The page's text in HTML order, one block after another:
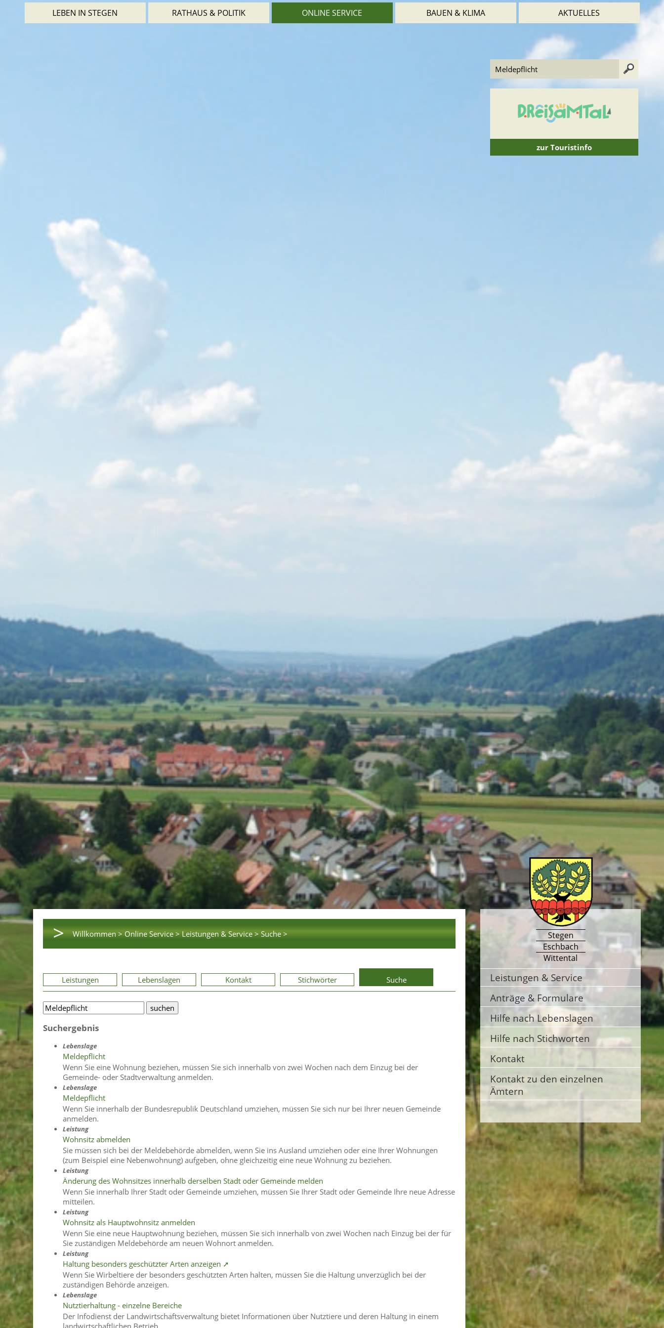
LEBEN IN STEGEN RATHAUS & POLITIK ONLINE SERVICE BAUEN & KLIMA AKTUELLES
zur Touristinfo
> Willkommen > Online Service > Leistungen & Service > Suche >
Leistungen Lebenslagen Kontakt Stichwörter Suche
Suchergebnis
Lebenslage
Meldepflicht
Wenn Sie eine Wohnung beziehen, müssen Sie sich innerhalb von zwei Wochen nach dem Einzug bei der
Gemeinde- oder Stadtverwaltung anmelden.
Lebenslage
Meldepflicht
Wenn Sie innerhalb der Bundesrepublik Deutschland umziehen, müssen Sie sich nur bei Ihrer neuen Gemeinde
anmelden.
Leistung
Wohnsitz abmelden
Sie müssen sich bei der Meldebehörde abmelden, wenn Sie ins Ausland umziehen oder eine Ihrer Wohnungen
(zum Beispiel eine Nebenwohnung) aufgeben, ohne gleichzeitig eine neue Wohnung zu beziehen.
Leistung
Änderung des Wohnsitzes innerhalb derselben Stadt oder Gemeinde melden
Wenn Sie innerhalb Ihrer Stadt oder Gemeinde umziehen, müssen Sie Ihrer Stadt oder Gemeinde Ihre neue Adresse
mitteilen.
Leistung
Wohnsitz als Hauptwohnsitz anmelden
Wenn Sie eine neue Hauptwohnung beziehen, müssen Sie sich innerhalb von zwei Wochen nach Einzug bei der für
Sie zuständigen Meldebehörde am neuen Wohnort anmelden.
Leistung
Haltung besonders geschützter Arten anzeigen ➚
Wenn Sie Wirbeltiere der besonders geschützten Arten halten, müssen Sie die Haltung unverzüglich bei der
zuständigen Behörde anzeigen.
Lebenslage
Nutztierhaltung - einzelne Bereiche
Der Infodienst der Landwirtschaftsverwaltung bietet Informationen über Nutztiere und deren Haltung in einem
Stegen
Eschbach
Wittental
Leistungen & Service
Anträge & Formulare
Hilfe nach Lebenslagen
Hilfe nach Stichworten
Kontakt
Kontakt zu den einzelnen
Ämtern